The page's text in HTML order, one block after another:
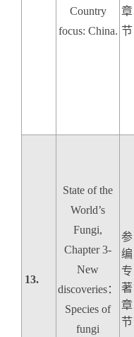
Country
focus: China.
章
节
13.
State of the
World’s
Fungi,
Chapter 3-
New
discoveries：
Species of
fungi
参
编
专
著
章
节